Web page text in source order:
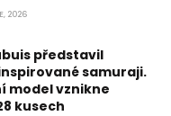
2026
představil
samuraji.
model vznikne
kusech